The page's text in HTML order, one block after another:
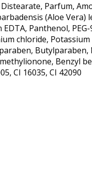
Parfum,
(Aloe Vera)
Panthenol, PEG-
chloride,
Butylparaben,
Benzyl
CI 16035, CI 42090